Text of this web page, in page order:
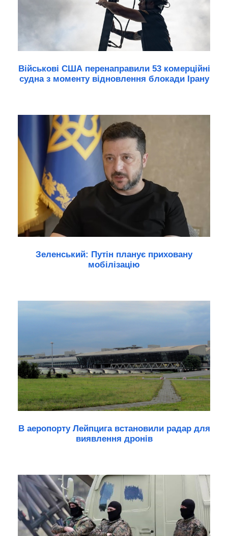
Військові США перенаправили 53 комерційні
судна з моменту відновлення блокади Ірану
Зеленський: Путін планує приховану
мобілізацію
В аеропорту Лейпцига встановили радар для
виявлення дронів